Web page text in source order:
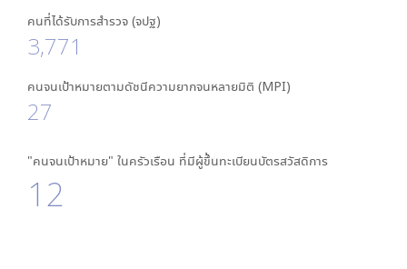
คนที่ได้รับการสำรวจ (จปฐ)
3,771
คนจนเป้าหมายตามดัชนีความยากจนหลายมิติ (MPI)
27
"คนจนเป้าหมาย" ในครัวเรือน ที่มีผู้ขึ้นทะเบียนบัตรสวัสดิการ
12